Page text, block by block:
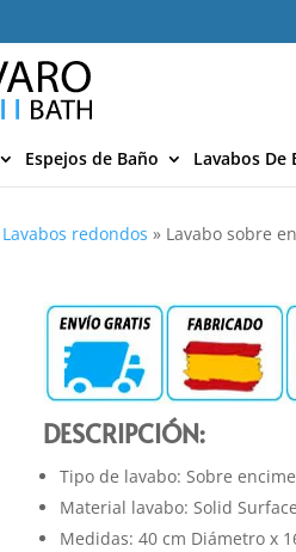
Espejos de Baño Lavabos De
Lavabos redondos » Lavabo sobre
DESCRIPCIÓN:
Tipo de lavabo: Sobre
Material lavabo: Solid Surface
Medidas: 40 cm Diámetro x